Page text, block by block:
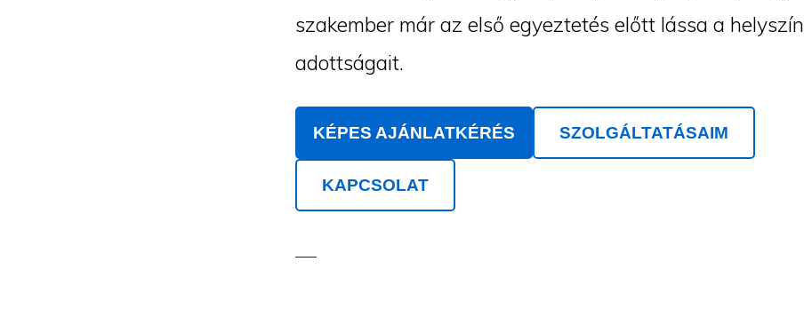
szakember már az első egyeztetés előtt lássa a helyszín
adottságait.
KÉPES AJÁNLATKÉRÉS SZOLGÁLTATÁSAIM
KAPCSOLAT